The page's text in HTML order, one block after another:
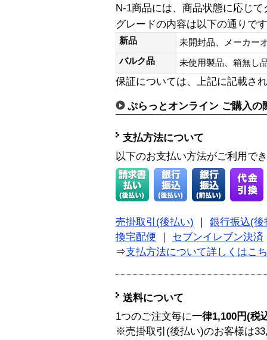
N-1商品には、商品状態に応じ
グレードの内容は以下の通りで
新品
未開封品、メーカー
バルク品
未使用製品、箱無
保証については、上記に記載さ
ぷらっとオンライン ご購入の
支払方法について
以下のお支払い方法がご利用で
売掛取引(後払い)
銀行振込(後
換宅配便
セブンイレブン決済
⇒支払方法について詳しくはこ
送料について
1つのご注文毎に一律1,100円(税
※売掛取引(後払い)のお客様は